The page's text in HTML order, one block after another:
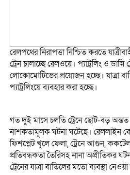
রেলপথের নিরাপত্তা নিশ্চিত করতে
ট্রেন চালাচ্ছে রেলওয়ে। প্যাট্রলিং ও ডামি
লোকোমোটিভের প্রয়োজন হচ্ছে। যাত্রা
প্যাট্রলিংয়ে ব্যবহার করা হচ্ছে।
গত দুই মাসে চলতি ট্রেনে ছোট-বড় অন্তত
নাশকতামূলক ঘটনা ঘটেছে। রেললাইন
ফিশপ্লেট খুলে ফেলা, ট্রেনে আগুন,
প্রতিবন্ধকতা তৈরিসহ নানা অপ্রীতিকর
ট্রেনের যাত্রা বাতিলের মতো ব্যবস্থা